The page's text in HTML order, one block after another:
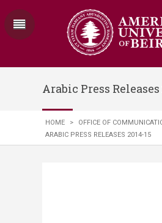
Arabic Press Releases
HOME > OFFICE OF
ARABIC PRESS RELEASES 2014-15